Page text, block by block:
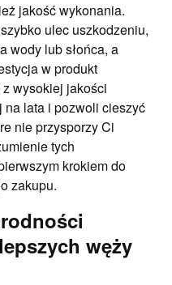
jakość wykonania.
ulec uszkodzeniu,
wody lub słońca, a
w produkt
wysokiej jakości
na lata i pozwoli cieszyć
nie przysporzy Ci
tych
krokiem do
zakupu.
węży